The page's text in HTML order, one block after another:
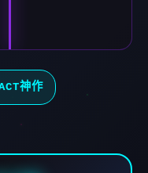
神作